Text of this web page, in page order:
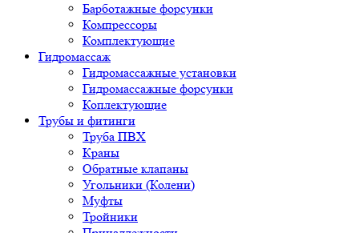
Барботажные форсунки
Компрессоры
Комплектующие
Гидромассаж
Гидромассажные установки
Гидромассажные форсунки
Коплектующие
Трубы и фитинги
Труба ПВХ
Краны
Обратные клапаны
Угольники (Колени)
Муфты
Тройники